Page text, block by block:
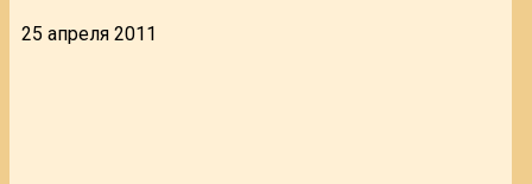
25 апреля 2011